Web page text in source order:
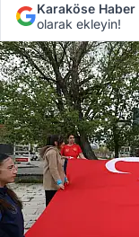
Karaköse Haber
olarak ekleyin!